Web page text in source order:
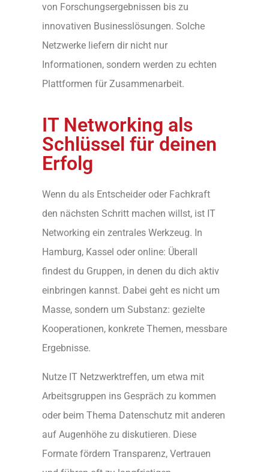
von Forschungsergebnissen bis zu
innovativen Businesslösungen. Solche
Netzwerke liefern dir nicht nur
Informationen, sondern werden zu echten
Plattformen für Zusammenarbeit.
IT Networking als
Schlüssel für deinen
Erfolg
Wenn du als Entscheider oder Fachkraft
den nächsten Schritt machen willst, ist IT
Networking ein zentrales Werkzeug. In
Hamburg, Kassel oder online: Überall
findest du Gruppen, in denen du dich aktiv
einbringen kannst. Dabei geht es nicht um
Masse, sondern um Substanz: gezielte
Kooperationen, konkrete Themen, messbare
Ergebnisse.
Nutze IT Netzwerktreffen, um etwa mit
Arbeitsgruppen ins Gespräch zu kommen
oder beim Thema Datenschutz mit anderen
auf Augenhöhe zu diskutieren. Diese
Formate fördern Transparenz, Vertrauen